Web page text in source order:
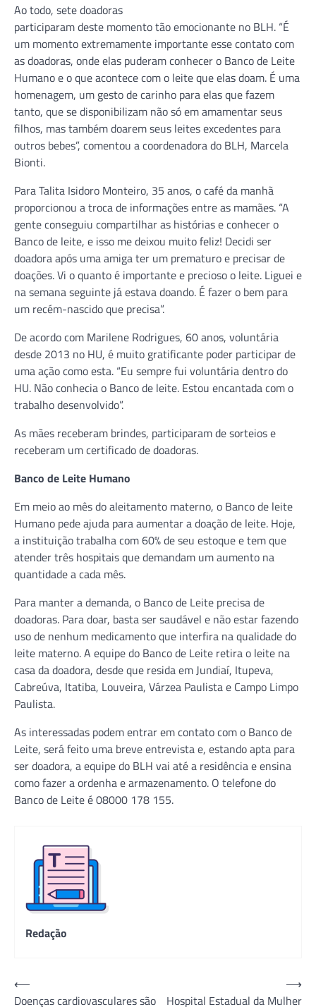
Ao todo, sete doadoras
participaram deste momento tão emocionante no BLH. “É
um momento extremamente importante esse contato com
as doadoras, onde elas puderam conhecer o Banco de Leite
Humano e o que acontece com o leite que elas doam. É uma
homenagem, um gesto de carinho para elas que fazem
tanto, que se disponibilizam não só em amamentar seus
filhos, mas também doarem seus leites excedentes para
outros bebes”, comentou a coordenadora do BLH, Marcela
Bionti.
Para Talita Isidoro Monteiro, 35 anos, o café da manhã
proporcionou a troca de informações entre as mamães. “A
gente conseguiu compartilhar as histórias e conhecer o
Banco de leite, e isso me deixou muito feliz! Decidi ser
doadora após uma amiga ter um prematuro e precisar de
doações. Vi o quanto é importante e precioso o leite. Liguei e
na semana seguinte já estava doando. É fazer o bem para
um recém-nascido que precisa”.
De acordo com Marilene Rodrigues, 60 anos, voluntária
desde 2013 no HU, é muito gratificante poder participar de
uma ação como esta. “Eu sempre fui voluntária dentro do
HU. Não conhecia o Banco de leite. Estou encantada com o
trabalho desenvolvido”.
As mães receberam brindes, participaram de sorteios e
receberam um certificado de doadoras.
Banco de Leite Humano
Em meio ao mês do aleitamento materno, o Banco de leite
Humano pede ajuda para aumentar a doação de leite. Hoje,
a instituição trabalha com 60% de seu estoque e tem que
atender três hospitais que demandam um aumento na
quantidade a cada mês.
Para manter a demanda, o Banco de Leite precisa de
doadoras. Para doar, basta ser saudável e não estar fazendo
uso de nenhum medicamento que interfira na qualidade do
leite materno. A equipe do Banco de Leite retira o leite na
casa da doadora, desde que resida em Jundiaí, Itupeva,
Cabreúva, Itatiba, Louveira, Várzea Paulista e Campo Limpo
Paulista.
As interessadas podem entrar em contato com o Banco de
Leite, será feito uma breve entrevista e, estando apta para
ser doadora, a equipe do BLH vai até a residência e ensina
como fazer a ordenha e armazenamento. O telefone do
Banco de Leite é 08000 178 155.
Redação
Navegação
⟵
Doenças cardiovasculares são
Hospital Estadual da Mulher
⟶